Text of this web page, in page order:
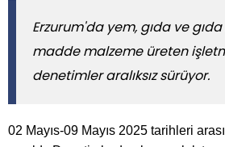
Erzurum'da yem, gıda ve
madde malzeme üreten
denetimler aralıksız sürüyor.
02 Mayıs-09 Mayıs 2025 tarihleri